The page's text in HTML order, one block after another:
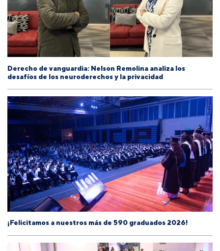
Derecho de vanguardia: Nelson Remolina analiza los
desafíos de los neuroderechos y la privacidad
¡Felicitamos a nuestros más de 590 graduados 2026!